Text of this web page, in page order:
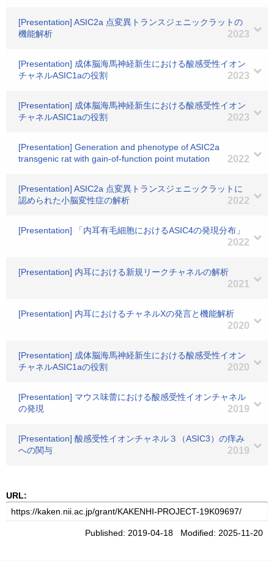
[Presentation] ASIC2a 点変異トランスジェニックラットの
機能解析
2023
[Presentation] 成体脳海馬神経新生における酸感受性イオン
チャネルASIC1aの役割
2023
[Presentation] 成体脳海馬神経新生における酸感受性イオン
チャネルASIC1aの役割
2023
[Presentation] Generation and phenotype of ASIC2a
transgenic rat with gain-of-function point mutation
2022
[Presentation] ASIC2a 点変異トランスジェニックラットに
認められた小脳変性症の解析
2022
[Presentation] 「内耳有毛細胞におけるASIC4の発現分布」
2022
[Presentation] 内耳における新規リークチャネルの解析
2021
[Presentation] 内耳におけるチャネルXの発言と機能解析
2020
[Presentation] 成体脳海馬神経新生における酸感受性イオン
チャネルASIC1aの役割
2020
[Presentation] マウス味蕾における酸感受性イオンチャネル
の発現
2019
[Presentation] 酸感受性イオンチャネル３（ASIC3）の痒み
への関与
2019
URL:
Published: 2019-04-18 Modified: 2025-11-20